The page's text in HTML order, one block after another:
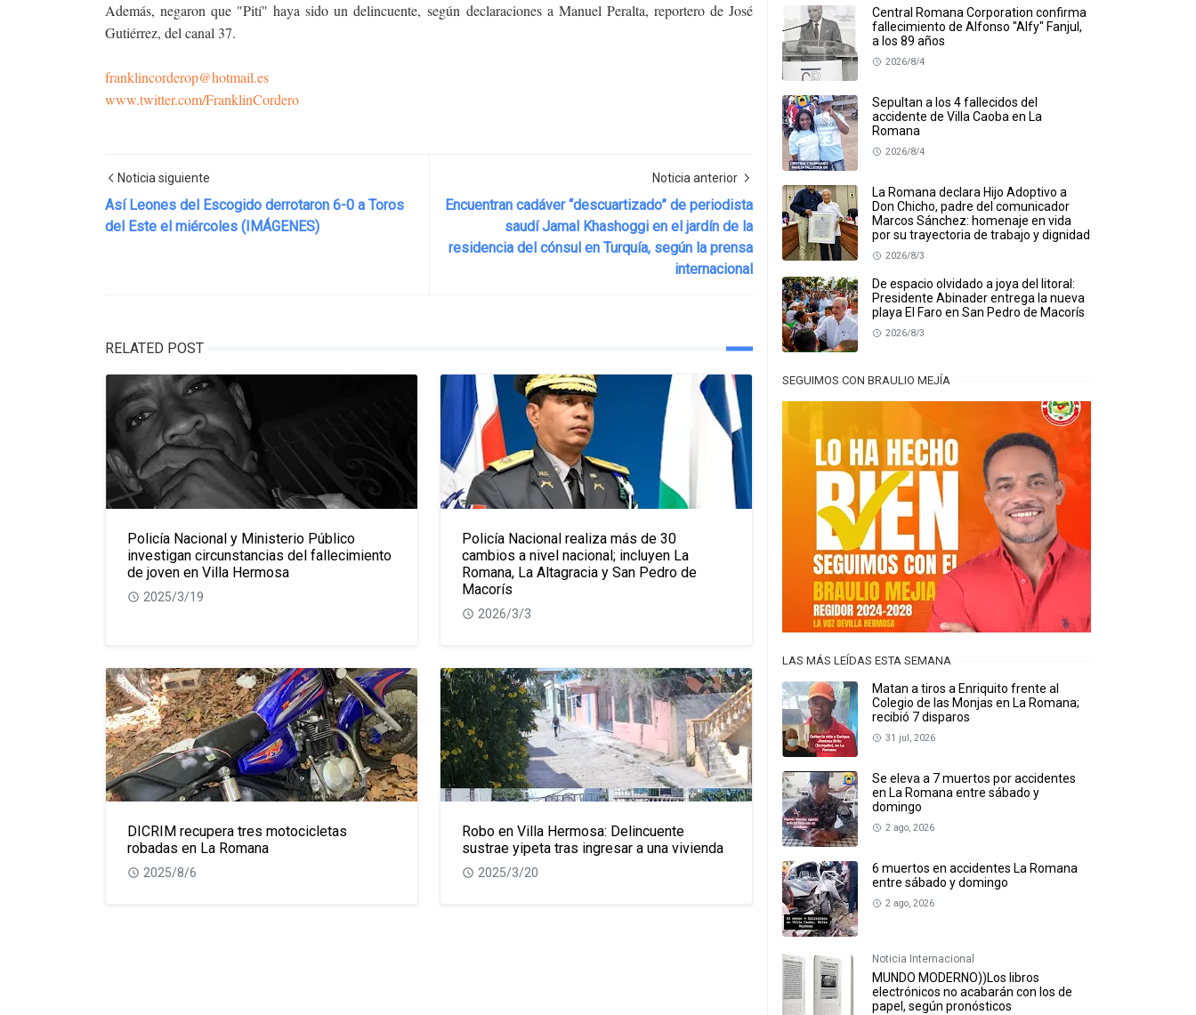
Además, negaron que "Pití" haya sido un delincuente, según declaraciones a Manuel Peralta, reportero de José
Gutiérrez, del canal 37.
franklincorderop@hotmail.es
www.twitter.com/FranklinCordero
Noticia siguiente
Así Leones del Escogido derrotaron 6-0 a Toros
del Este el miércoles (IMÁGENES)
Noticia anterior
Encuentran cadáver “descuartizado” de periodista
saudí Jamal Khashoggi en el jardín de la
residencia del cónsul en Turquía, según la prensa
internacional
RELATED POST
Policía Nacional y Ministerio Público
investigan circunstancias del fallecimiento
de joven en Villa Hermosa
2025/3/19
Policía Nacional realiza más de 30
cambios a nivel nacional; incluyen La
Romana, La Altagracia y San Pedro de
Macorís
2026/3/3
DICRIM recupera tres motocicletas
robadas en La Romana
2025/8/6
Robo en Villa Hermosa: Delincuente
sustrae yipeta tras ingresar a una vivienda
2025/3/20
Central Romana Corporation confirma
fallecimiento de Alfonso "Alfy" Fanjul,
a los 89 años
2026/8/4
Sepultan a los 4 fallecidos del
accidente de Villa Caoba en La
Romana
2026/8/4
La Romana declara Hijo Adoptivo a
Don Chicho, padre del comunicador
Marcos Sánchez: homenaje en vida
por su trayectoria de trabajo y dignidad
2026/8/3
De espacio olvidado a joya del litoral:
Presidente Abinader entrega la nueva
playa El Faro en San Pedro de Macorís
2026/8/3
SEGUIMOS CON BRAULIO MEJÍA
LAS MÁS LEÍDAS ESTA SEMANA
Matan a tiros a Enriquito frente al
Colegio de las Monjas en La Romana;
recibió 7 disparos
31 jul, 2026
Se eleva a 7 muertos por accidentes
en La Romana entre sábado y
domingo
2 ago, 2026
6 muertos en accidentes La Romana
entre sábado y domingo
2 ago, 2026
Noticia Internacional
MUNDO MODERNO))Los libros
electrónicos no acabarán con los de
papel, según pronósticos